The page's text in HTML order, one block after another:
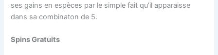
ses gains en espèces par le simple fait qu’il apparaisse
dans sa combinaton de 5.
Spins Gratuits